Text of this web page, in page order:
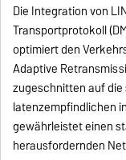
Die Integration von
Transportprotokoll
optimiert den
Adaptive
zugeschnitten auf
latenzempfindlichen
gewährleistet einen
herausfordernden